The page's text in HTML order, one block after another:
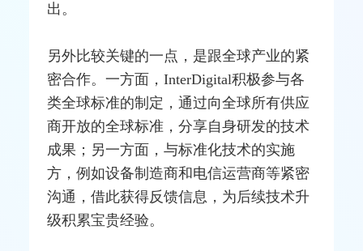
出。
另外比较关键的一点，是跟全球产业的紧
密合作。一方面，InterDigital积极参与各
类全球标准的制定，通过向全球所有供应
商开放的全球标准，分享自身研发的技术
成果；另一方面，与标准化技术的实施
方，例如设备制造商和电信运营商等紧密
沟通，借此获得反馈信息，为后续技术升
级积累宝贵经验。